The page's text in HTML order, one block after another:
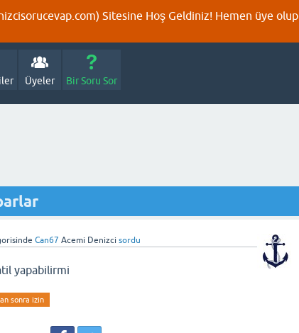
Sitesine Hoş Geldiniz! Hemen üye olup
Üyeler Bir Soru Sor
Can67 Acemi Denizci sordu
yapabilirmi
sonra izin